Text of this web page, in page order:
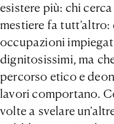
esistere più: chi
mestiere fa
occupazioni
dignitosissimi, ma
percorso etico e
lavori comportano.
volte a svelare